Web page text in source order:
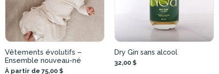
Vêtements évolutifs –
Ensemble nouveau-né
À partir de 75,00 $
Dry Gin sans alcool
32,00 $